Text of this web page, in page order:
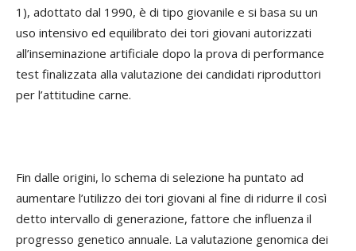
1), adottato dal 1990, è di tipo giovanile e si basa su un
uso intensivo ed equilibrato dei tori giovani autorizzati
all’inseminazione artificiale dopo la prova di performance
test finalizzata alla valutazione dei candidati riproduttori
per l’attitudine carne.
Fin dalle origini, lo schema di selezione ha puntato ad
aumentare l’utilizzo dei tori giovani al fine di ridurre il così
detto intervallo di generazione, fattore che influenza il
progresso genetico annuale. La valutazione genomica dei